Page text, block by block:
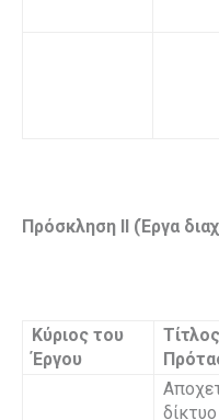
Πρόσκληση ΙΙ (Έργα
Κύριος του
Έργου
Τίτλος